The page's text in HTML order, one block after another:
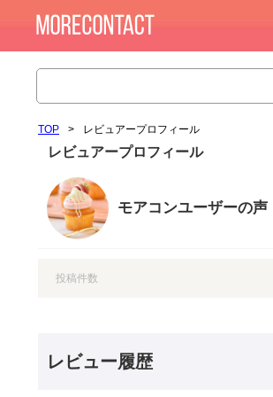
TOP > レビュアープロフィール
レビュアープロフィール
モアコンユーザーの声
投稿件数
レビュー履歴